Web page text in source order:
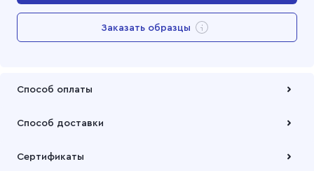
Перейти в корзину
Заказать образцы
Способ оплаты
Способ доставки
наших складов или через транспортную компанию на Ваш
Сертификаты